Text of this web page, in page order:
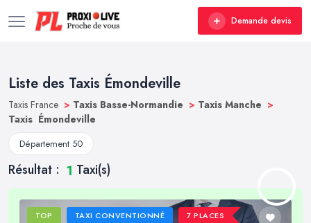
Demande devis
Liste des Taxis Émondeville
Taxis France > Taxis Basse-Normandie > Taxis Manche >
Taxis Émondeville
Département 50
Résultat : 1 Taxi(s)
TOP TAXI CONVENTIONNÉ 7 PLACES